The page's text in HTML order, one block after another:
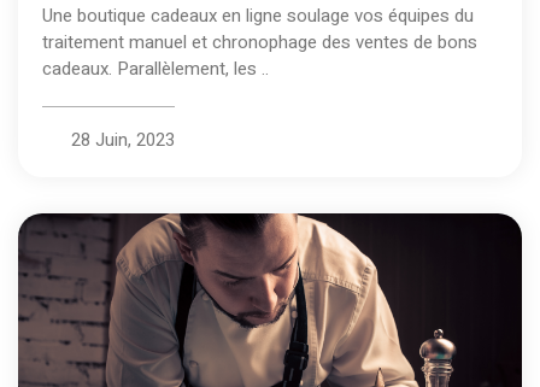
Une boutique cadeaux en ligne soulage vos équipes du
traitement manuel et chronophage des ventes de bons
cadeaux. Parallèlement, les ..
28 Juin, 2023